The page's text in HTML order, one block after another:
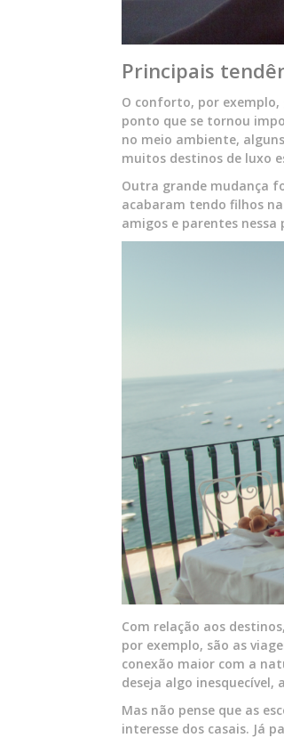
Principais
O conforto, por exemplo,
ponto que se tornou
no meio ambiente,
muitos destinos de luxo
Outra grande mudança
acabaram tendo filhos
amigos e parentes
Com relação aos
por exemplo, são as
conexão maior com a
deseja algo
Mas não pense que as
interesse dos casais. Já